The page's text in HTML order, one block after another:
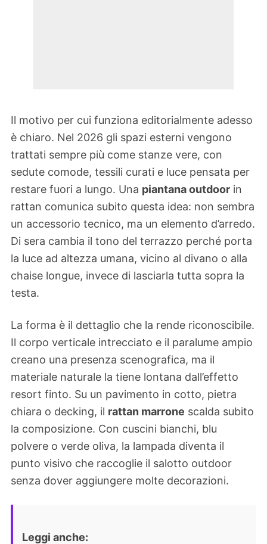
Il motivo per cui funziona editorialmente adesso
è chiaro. Nel 2026 gli spazi esterni vengono
trattati sempre più come stanze vere, con
sedute comode, tessili curati e luce pensata per
restare fuori a lungo. Una piantana outdoor in
rattan comunica subito questa idea: non sembra
un accessorio tecnico, ma un elemento d’arredo.
Di sera cambia il tono del terrazzo perché porta
la luce ad altezza umana, vicino al divano o alla
chaise longue, invece di lasciarla tutta sopra la
testa.
La forma è il dettaglio che la rende riconoscibile.
Il corpo verticale intrecciato e il paralume ampio
creano una presenza scenografica, ma il
materiale naturale la tiene lontana dall’effetto
resort finto. Su un pavimento in cotto, pietra
chiara o decking, il rattan marrone scalda subito
la composizione. Con cuscini bianchi, blu
polvere o verde oliva, la lampada diventa il
punto visivo che raccoglie il salotto outdoor
senza dover aggiungere molte decorazioni.
Leggi anche: